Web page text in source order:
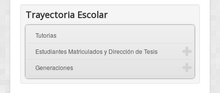
Trayectoria Escolar
Tutorias
Estudiantes Matriculados y Dirección de Tesis
Generaciones